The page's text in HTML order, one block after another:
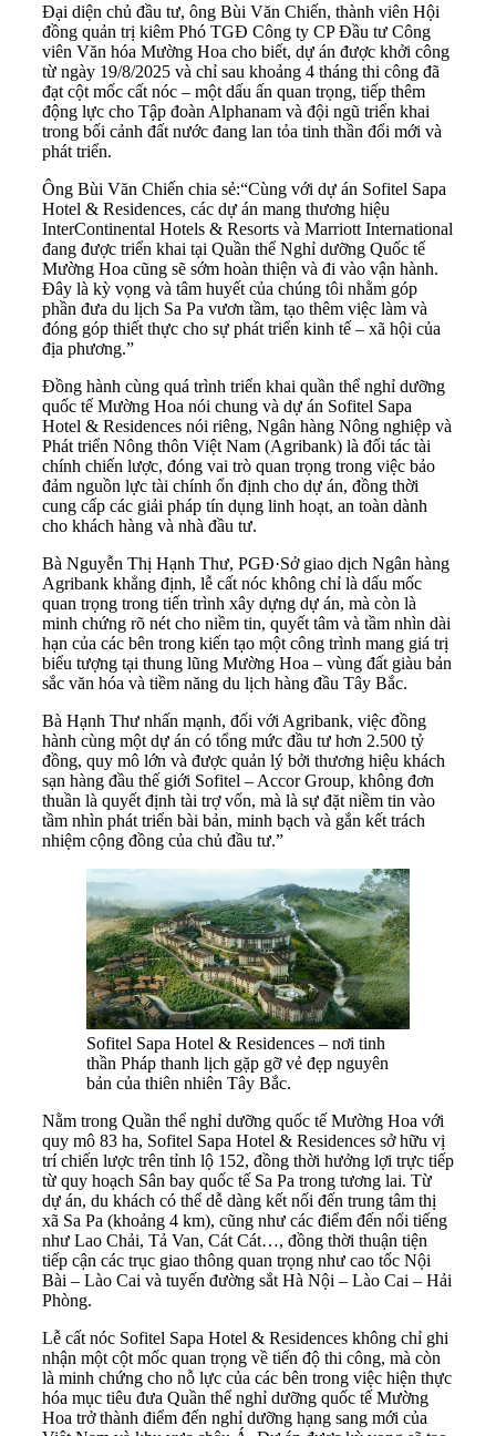
Đại diện chủ đầu tư, ông Bùi Văn Chiến, thành viên Hội
đồng quản trị kiêm Phó TGĐ Công ty CP Đầu tư Công
viên Văn hóa Mường Hoa cho biết, dự án được khởi công
từ ngày 19/8/2025 và chỉ sau khoảng 4 tháng thi công đã
đạt cột mốc cất nóc – một dấu ấn quan trọng, tiếp thêm
động lực cho Tập đoàn Alphanam và đội ngũ triển khai
trong bối cảnh đất nước đang lan tỏa tinh thần đổi mới và
phát triển.
Ông Bùi Văn Chiến chia sẻ:“Cùng với dự án Sofitel Sapa
Hotel & Residences, các dự án mang thương hiệu
InterContinental Hotels & Resorts và Marriott International
đang được triển khai tại Quần thể Nghỉ dưỡng Quốc tế
Mường Hoa cũng sẽ sớm hoàn thiện và đi vào vận hành.
Đây là kỳ vọng và tâm huyết của chúng tôi nhằm góp
phần đưa du lịch Sa Pa vươn tầm, tạo thêm việc làm và
đóng góp thiết thực cho sự phát triển kinh tế – xã hội của
địa phương.”
Đồng hành cùng quá trình triển khai quần thể nghỉ dưỡng
quốc tế Mường Hoa nói chung và dự án Sofitel Sapa
Hotel & Residences nói riêng, Ngân hàng Nông nghiệp và
Phát triển Nông thôn Việt Nam (Agribank) là đối tác tài
chính chiến lược, đóng vai trò quan trọng trong việc bảo
đảm nguồn lực tài chính ổn định cho dự án, đồng thời
cung cấp các giải pháp tín dụng linh hoạt, an toàn dành
cho khách hàng và nhà đầu tư.
Bà Nguyễn Thị Hạnh Thư, PGĐ·Sở giao dịch Ngân hàng
Agribank khẳng định, lễ cất nóc không chỉ là dấu mốc
quan trọng trong tiến trình xây dựng dự án, mà còn là
minh chứng rõ nét cho niềm tin, quyết tâm và tầm nhìn dài
hạn của các bên trong kiến tạo một công trình mang giá trị
biểu tượng tại thung lũng Mường Hoa – vùng đất giàu bản
sắc văn hóa và tiềm năng du lịch hàng đầu Tây Bắc.
Bà Hạnh Thư nhấn mạnh, đối với Agribank, việc đồng
hành cùng một dự án có tổng mức đầu tư hơn 2.500 tỷ
đồng, quy mô lớn và được quản lý bởi thương hiệu khách
sạn hàng đầu thế giới Sofitel – Accor Group, không đơn
thuần là quyết định tài trợ vốn, mà là sự đặt niềm tin vào
tầm nhìn phát triển bài bản, minh bạch và gắn kết trách
nhiệm cộng đồng của chủ đầu tư.”
Sofitel Sapa Hotel & Residences – nơi tinh
thần Pháp thanh lịch gặp gỡ vẻ đẹp nguyên
bản của thiên nhiên Tây Bắc.
Nằm trong Quần thể nghỉ dưỡng quốc tế Mường Hoa với
quy mô 83 ha, Sofitel Sapa Hotel & Residences sở hữu vị
trí chiến lược trên tỉnh lộ 152, đồng thời hưởng lợi trực tiếp
từ quy hoạch Sân bay quốc tế Sa Pa trong tương lai. Từ
dự án, du khách có thể dễ dàng kết nối đến trung tâm thị
xã Sa Pa (khoảng 4 km), cũng như các điểm đến nổi tiếng
như Lao Chải, Tả Van, Cát Cát…, đồng thời thuận tiện
tiếp cận các trục giao thông quan trọng như cao tốc Nội
Bài – Lào Cai và tuyến đường sắt Hà Nội – Lào Cai – Hải
Phòng.
Lễ cất nóc Sofitel Sapa Hotel & Residences không chỉ ghi
nhận một cột mốc quan trọng về tiến độ thi công, mà còn
là minh chứng cho nỗ lực của các bên trong việc hiện thực
hóa mục tiêu đưa Quần thể nghỉ dưỡng quốc tế Mường
Hoa trở thành điểm đến nghỉ dưỡng hạng sang mới của